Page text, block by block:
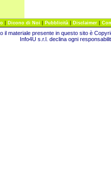
| Dicono di Noi | Pubblicità | Disclaimer |
il materiale presente in questo sito è
Info4U s.r.l. declina ogni